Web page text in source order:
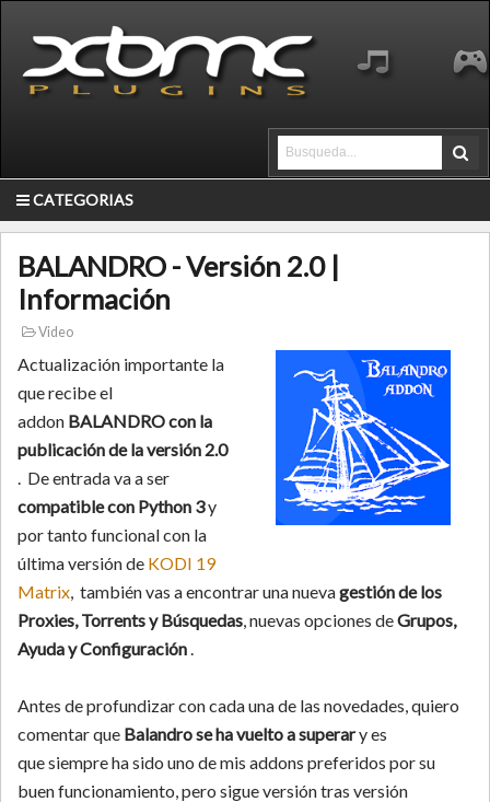
CATEGORIAS
BALANDRO - Versión 2.0 |
Información
Video
Actualización importante la
que recibe el
addon BALANDRO con la
publicación de la versión 2.0
. De entrada va a ser
compatible con Python 3y
por tanto funcional con la
última versión de KODI 19
Matrix, también vas a encontrar una nuevagestión de los
Proxies, Torrents y Búsquedas, nuevas opciones deGrupos,
Ayuda y Configuración.
Antes de profundizar con cada una de las novedades, quiero
comentar que Balandro se ha vuelto a superary es
que siempre ha sido uno de mis addons preferidos por su
buen funcionamiento, pero sigue versión tras versión